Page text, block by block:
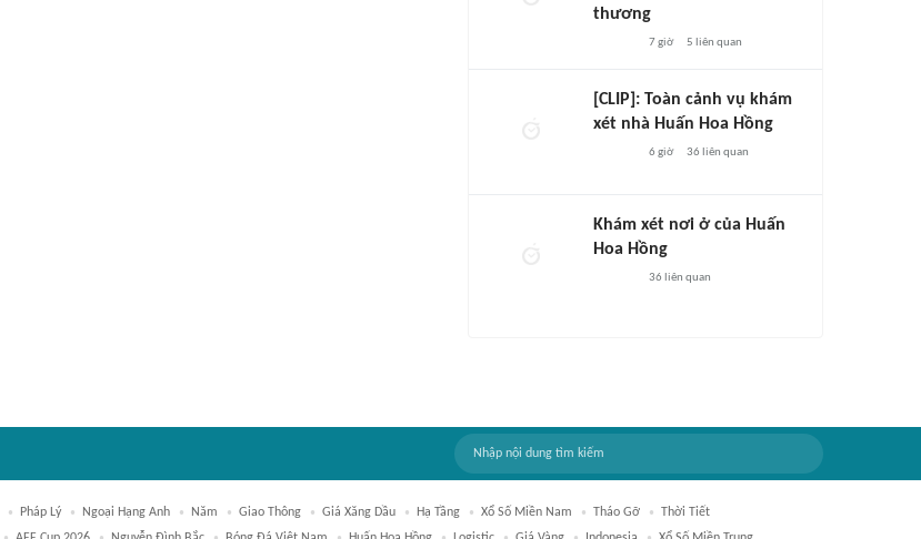
thương
7 giờ 5 liên quan
[CLIP]: Toàn cảnh vụ khám
xét nhà Huấn Hoa Hồng
6 giờ 36 liên quan
Khám xét nơi ở của Huấn
Hoa Hồng
36 liên quan
Pháp Lý Ngoại Hạng Anh Năm Giao Thông Giá Xăng Dầu Hạ Tầng Xổ Số Miền Nam Tháo Gỡ
Thời Tiết